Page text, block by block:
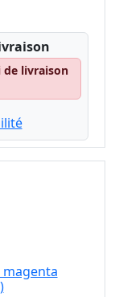
de livraison